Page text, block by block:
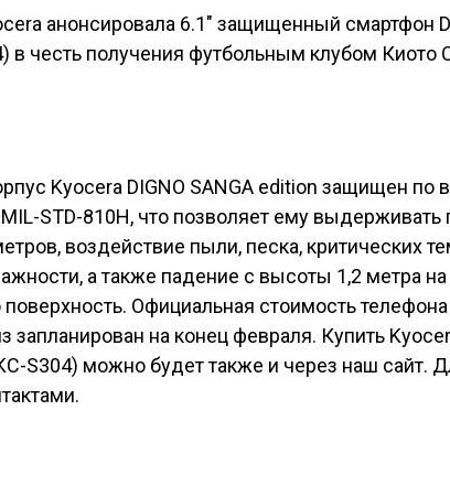
Kyocera DIGNO SANGA edition защищен по
STD-810H, что позволяет ему выдерживать
воздействие пыли, песка, критических
а также падение с высоты 1,2 метра на
Официальная стоимость
запланирован на конец февраля. Купить
S304) можно будет также и через наш сайт.
.